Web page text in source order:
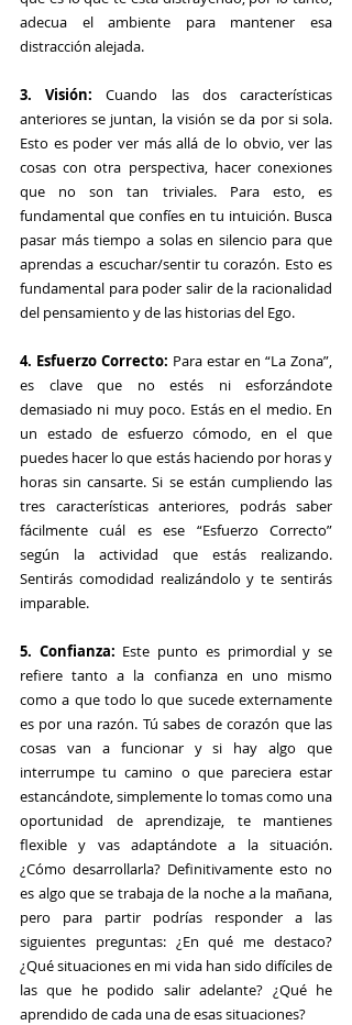
adecua el ambiente para mantener esa
distracción alejada.
3. Visión: Cuando las dos características
anteriores se juntan, la visión se da por si sola.
Esto es poder ver más allá de lo obvio, ver las
cosas con otra perspectiva, hacer conexiones
que no son tan triviales. Para esto, es
fundamental que confíes en tu intuición. Busca
pasar más tiempo a solas en silencio para que
aprendas a escuchar/sentir tu corazón. Esto es
fundamental para poder salir de la racionalidad
del pensamiento y de las historias del Ego.
4. Esfuerzo Correcto: Para estar en “La Zona”,
es clave que no estés ni esforzándote
demasiado ni muy poco. Estás en el medio. En
un estado de esfuerzo cómodo, en el que
puedes hacer lo que estás haciendo por horas y
horas sin cansarte. Si se están cumpliendo las
tres características anteriores, podrás saber
fácilmente cuál es ese “Esfuerzo Correcto”
según la actividad que estás realizando.
Sentirás comodidad realizándolo y te sentirás
imparable.
5. Confianza: Este punto es primordial y se
refiere tanto a la confianza en uno mismo
como a que todo lo que sucede externamente
es por una razón. Tú sabes de corazón que las
cosas van a funcionar y si hay algo que
interrumpe tu camino o que pareciera estar
estancándote, simplemente lo tomas como una
oportunidad de aprendizaje, te mantienes
flexible y vas adaptándote a la situación.
¿Cómo desarrollarla? Definitivamente esto no
es algo que se trabaja de la noche a la mañana,
pero para partir podrías responder a las
siguientes preguntas: ¿En qué me destaco?
¿Qué situaciones en mi vida han sido difíciles de
las que he podido salir adelante? ¿Qué he
aprendido de cada una de esas situaciones?